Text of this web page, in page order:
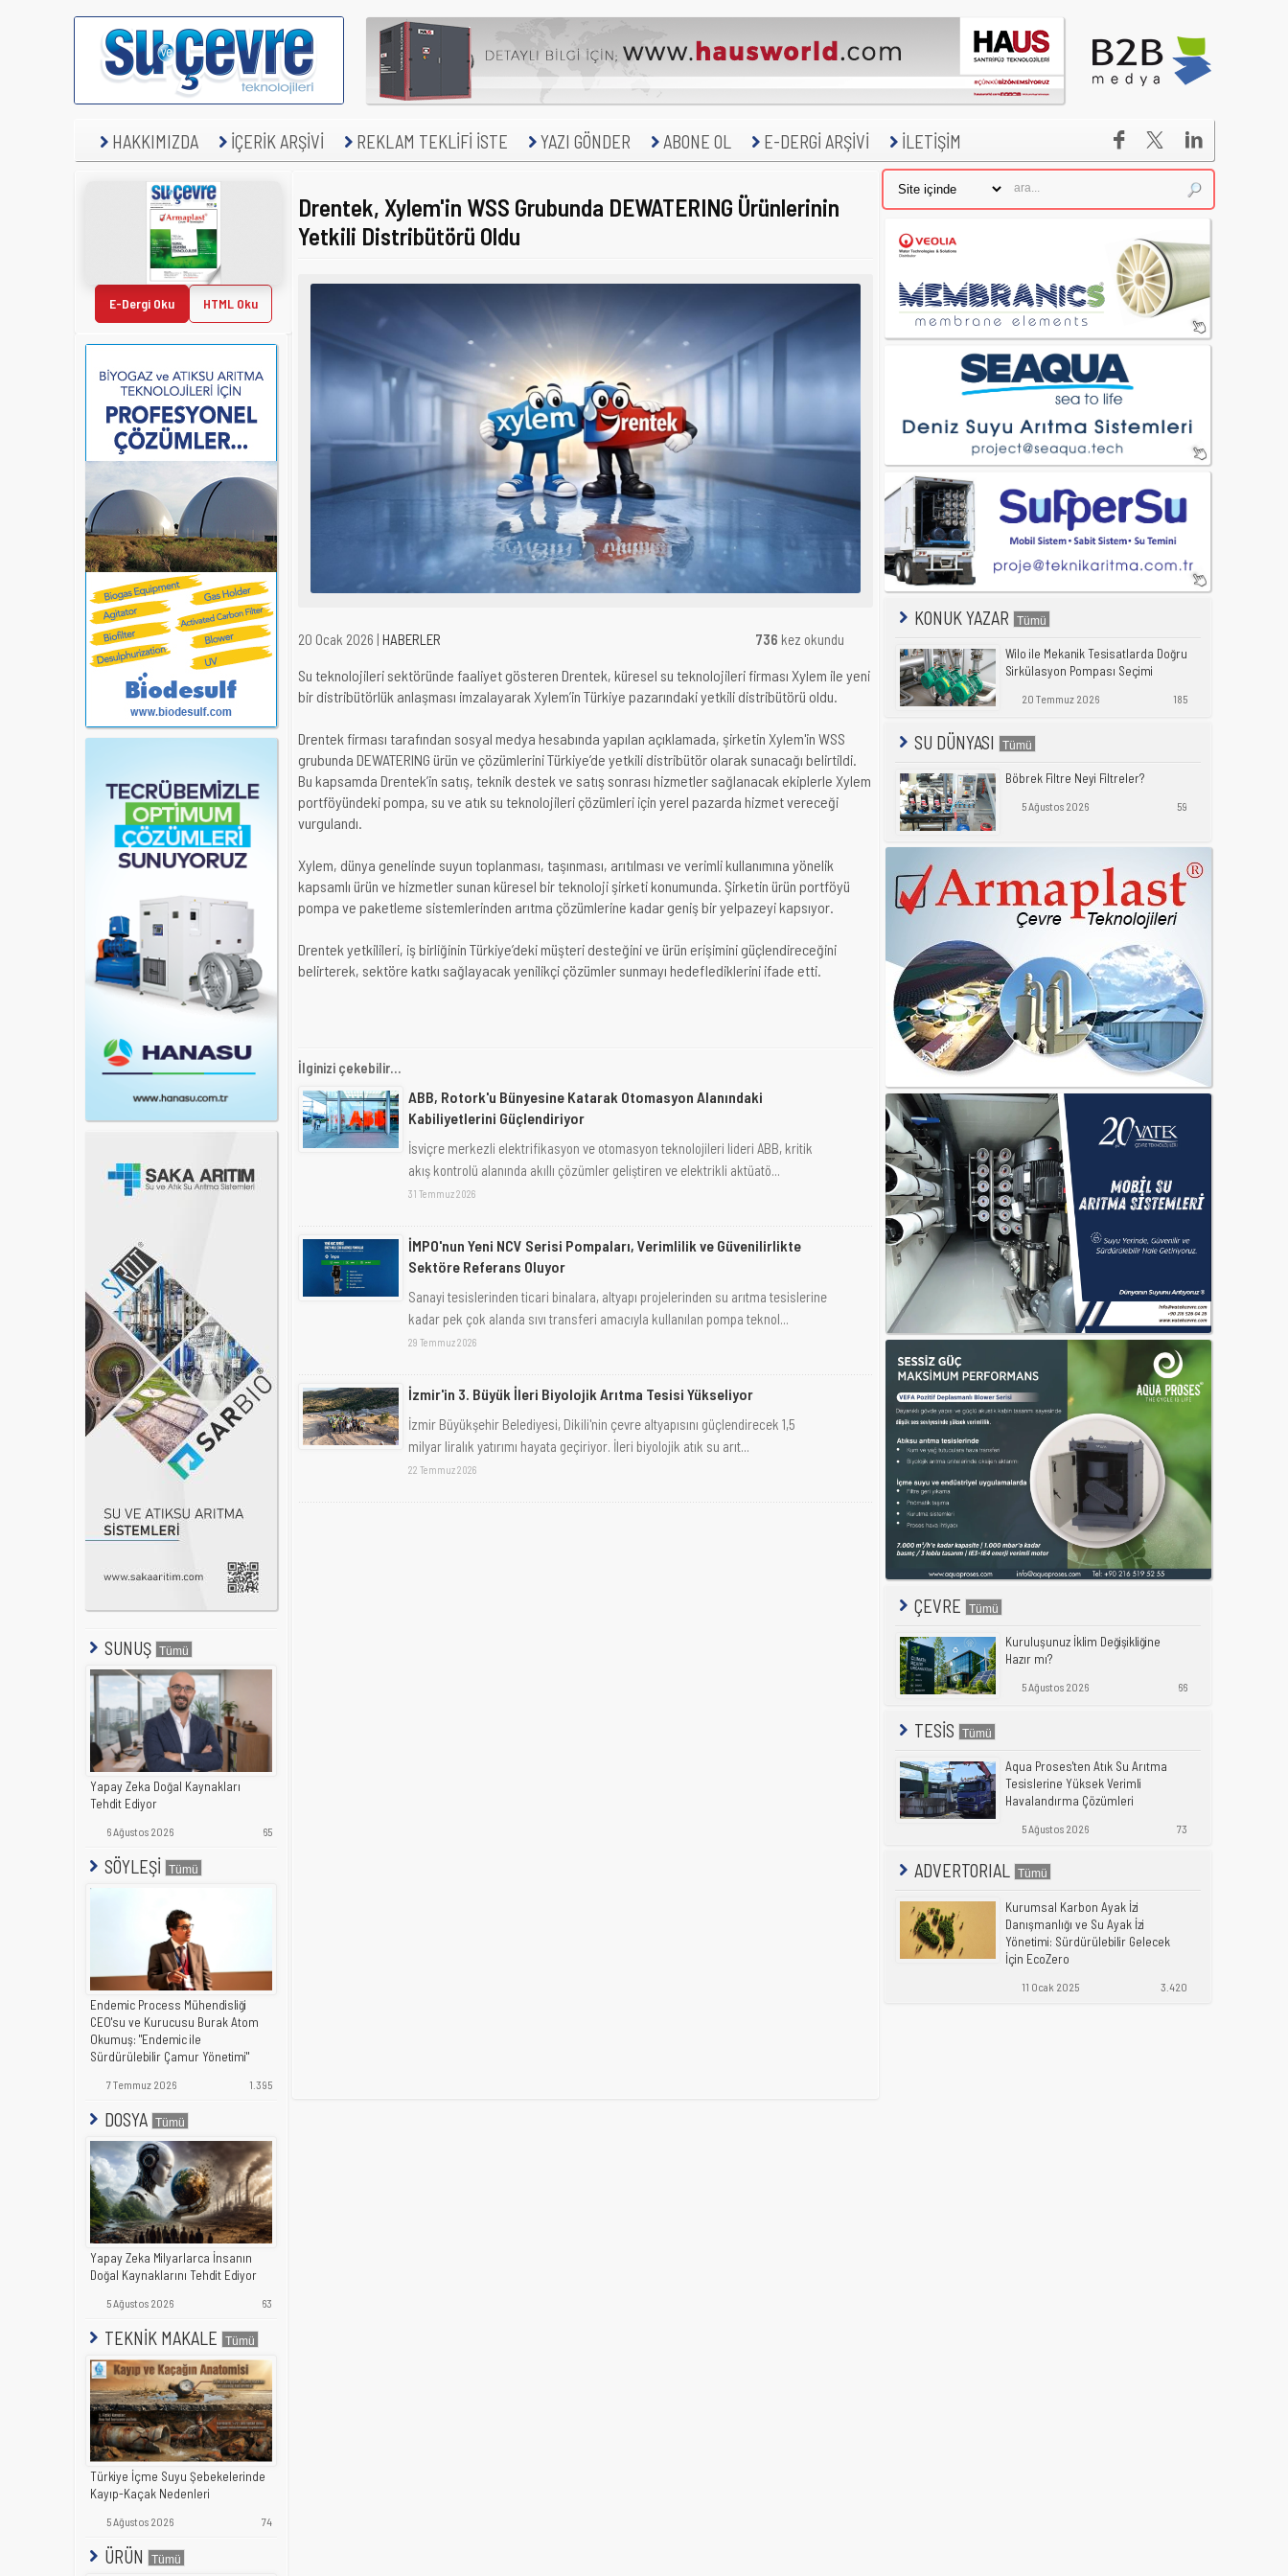
HAKKIMIZDA İÇERİK ARŞİVİ REKLAM TEKLİFİ İSTE YAZI GÖNDER ABONE OL E-DERGİ ARŞİVİ İLETİŞİM 

E-Dergi Oku HTML Oku
SUNUŞ
Yapay Zeka Doğal Kaynakları
Tehdit Ediyor
6 Ağustos 2026 65
SÖYLEŞİ
Endemic Process Mühendisliği
CEO'su ve Kurucusu Burak Atom
Okumuş: "Endemic ile
Sürdürülebilir Çamur Yönetimi"
7 Temmuz 2026 1.395
DOSYA
Yapay Zeka Milyarlarca İnsanın
Doğal Kaynaklarını Tehdit Ediyor
5 Ağustos 2026 63
TEKNİK MAKALE
Türkiye İçme Suyu Şebekelerinde
Kayıp-Kaçak Nedenleri
5 Ağustos 2026 74
ÜRÜN
Drentek, Xylem'in WSS Grubunda DEWATERING Ürünlerinin
Yetkili Distribütörü Oldu
20 Ocak 2026 | HABERLER 736 kez okundu
Su teknolojileri sektöründe faaliyet gösteren Drentek, küresel su teknolojileri firması Xylem ile yeni
bir distribütörlük anlaşması imzalayarak Xylem’in Türkiye pazarındaki yetkili distribütörü oldu.
Drentek firması tarafından sosyal medya hesabında yapılan açıklamada, şirketin Xylem'in WSS
grubunda DEWATERING ürün ve çözümlerini Türkiye’de yetkili distribütör olarak sunacağı belirtildi.
Bu kapsamda Drentek’in satış, teknik destek ve satış sonrası hizmetler sağlanacak ekiplerle Xylem
portföyündeki pompa, su ve atık su teknolojileri çözümleri için yerel pazarda hizmet vereceği
vurgulandı.
Xylem, dünya genelinde suyun toplanması, taşınması, arıtılması ve verimli kullanımına yönelik
kapsamlı ürün ve hizmetler sunan küresel bir teknoloji şirketi konumunda. Şirketin ürün portföyü
pompa ve paketleme sistemlerinden arıtma çözümlerine kadar geniş bir yelpazeyi kapsıyor.
Drentek yetkilileri, iş birliğinin Türkiye’deki müşteri desteğini ve ürün erişimini güçlendireceğini
belirterek, sektöre katkı sağlayacak yenilikçi çözümler sunmayı hedeflediklerini ifade etti.
İlginizi çekebilir...
ABB, Rotork'u Bünyesine Katarak Otomasyon Alanındaki
Kabiliyetlerini Güçlendiriyor
İsviçre merkezli elektrifikasyon ve otomasyon teknolojileri lideri ABB, kritik
akış kontrolü alanında akıllı çözümler geliştiren ve elektrikli aktüatö...
31 Temmuz 2026
İMPO'nun Yeni NCV Serisi Pompaları, Verimlilik ve Güvenilirlikte
Sektöre Referans Oluyor
Sanayi tesislerinden ticari binalara, altyapı projelerinden su arıtma tesislerine
kadar pek çok alanda sıvı transferi amacıyla kullanılan pompa teknol...
29 Temmuz 2026
İzmir'in 3. Büyük İleri Biyolojik Arıtma Tesisi Yükseliyor
İzmir Büyükşehir Belediyesi, Dikili'nin çevre altyapısını güçlendirecek 1,5
milyar liralık yatırımı hayata geçiriyor. İleri biyolojik atık su arıt...
22 Temmuz 2026
KONUK YAZAR
Wilo ile Mekanik Tesisatlarda Doğru
Sirkülasyon Pompası Seçimi
20 Temmuz 2026 185
SU DÜNYASI
Böbrek Filtre Neyi Filtreler?
5 Ağustos 2026 59
ÇEVRE
Kuruluşunuz İklim Değişikliğine
Hazır mı?
5 Ağustos 2026 66
TESİS
Aqua Proses'ten Atık Su Arıtma
Tesislerine Yüksek Verimli
Havalandırma Çözümleri
5 Ağustos 2026 73
ADVERTORIAL
Kurumsal Karbon Ayak İzi
Danışmanlığı ve Su Ayak İzi
Yönetimi: Sürdürülebilir Gelecek
İçin EcoZero
11 Ocak 2025 3.420